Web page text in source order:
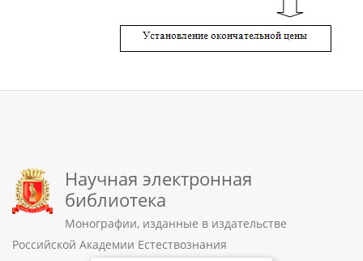
Научная электронная
библиотека
Монографии, изданные в издательстве
Российской Академии Естествознания